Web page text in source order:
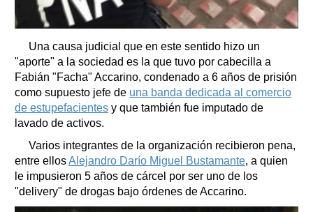
Una causa judicial que en este sentido hizo un
"aporte" a la sociedad es la que tuvo por cabecilla a
Fabián "Facha" Accarino, condenado a 6 años de prisión
como supuesto jefe de una banda dedicada al comercio
de estupefacientes y que también fue imputado de
lavado de activos.
Varios integrantes de la organización recibieron pena,
entre ellosAlejandro Darío Miguel Bustamante, a quien
le impusieron 5 años de cárcel por ser uno de los
"delivery" de drogas bajo órdenes de Accarino.